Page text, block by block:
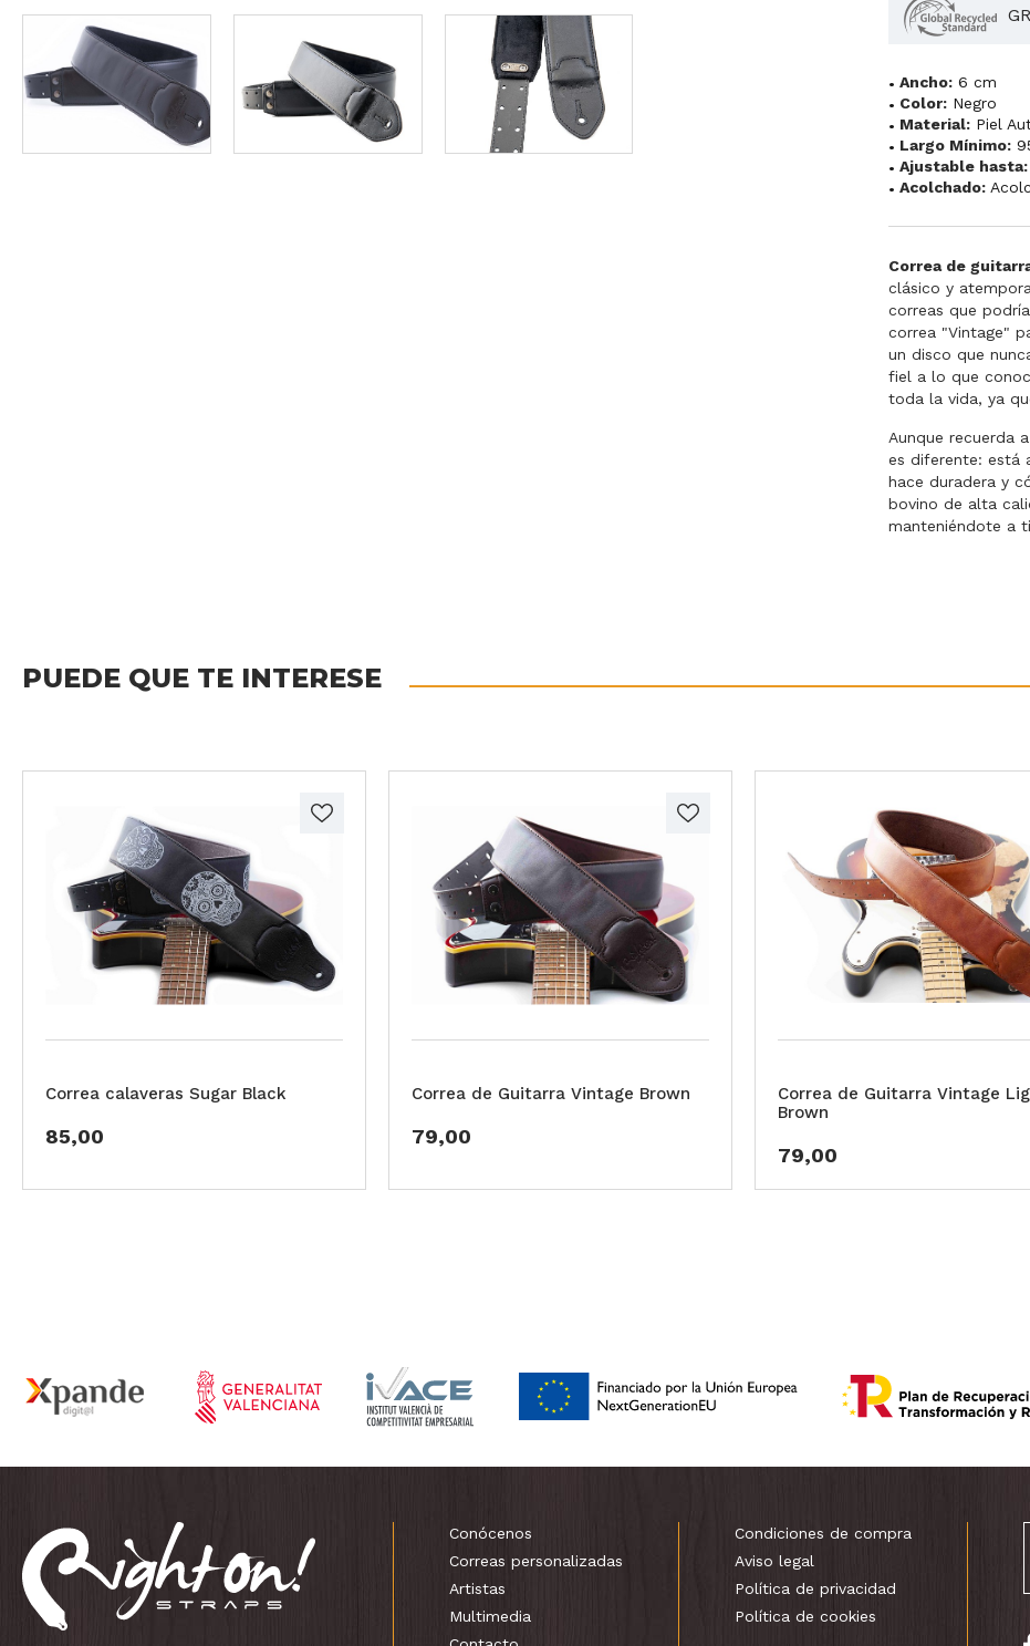
Ancho: 6 cm
Color: Negro
Material: Piel
Largo Mínimo:
Ajustable hasta:
Acolchado:
Correa de
clásico y
correas que
correa "Vintage"
un disco que
fiel a lo que
toda la vida, ya
Aunque recuerda
es diferente: está
hace duradera y
bovino de alta
manteniéndote a
PUEDE QUE TE INTERESE
Correa calaveras Sugar Black
85,00
Correa de Guitarra Vintage Brown
79,00
Correa de Guitarra Vintage
Brown
79,00
Conócenos
Correas personalizadas
Artistas
Multimedia
Condiciones de compra
Aviso legal
Política de privacidad
Política de cookies